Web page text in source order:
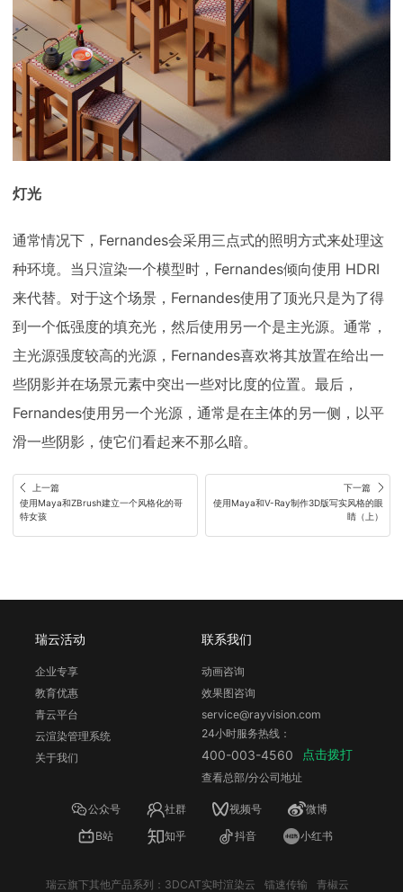
灯光
通常情况下，Fernandes会采用三点式的照明方式来处理这
种环境。当只渲染一个模型时，Fernandes倾向使用 HDRI
来代替。对于这个场景，Fernandes使用了顶光只是为了得
到一个低强度的填充光，然后使用另一个是主光源。通常，
主光源强度较高的光源，Fernandes喜欢将其放置在给出一
些阴影并在场景元素中突出一些对比度的位置。最后，
Fernandes使用另一个光源，通常是在主体的另一侧，以平
滑一些阴影，使它们看起来不那么暗。
上一篇
使用Maya和ZBrush建立一个风格化的哥
特女孩
下一篇
使用Maya和V-Ray制作3D版写实风格的眼
睛（上）
瑞云活动
企业专享
教育优惠
青云平台
云渲染管理系统
关于我们
联系我们
动画咨询
效果图咨询
service@rayvision.com
24小时服务热线：
400-003-4560 点击拨打
查看总部/分公司地址
公众号 社群 视频号
微博
B站
知乎 抖音 小红书
瑞云旗下其他产品系列： 3DCAT实时渲染云 镭速传输 青椒云